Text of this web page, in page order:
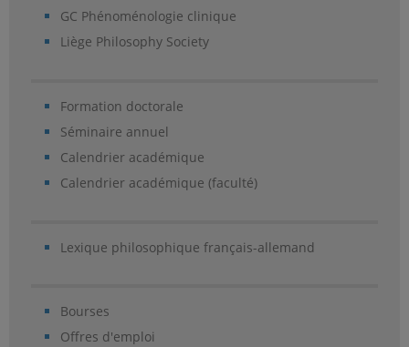
GC Phénoménologie clinique
Liège Philosophy Society
Formation doctorale
Séminaire annuel
Calendrier académique
Calendrier académique (faculté)
Lexique philosophique français-allemand
Bourses
Offres d'emploi